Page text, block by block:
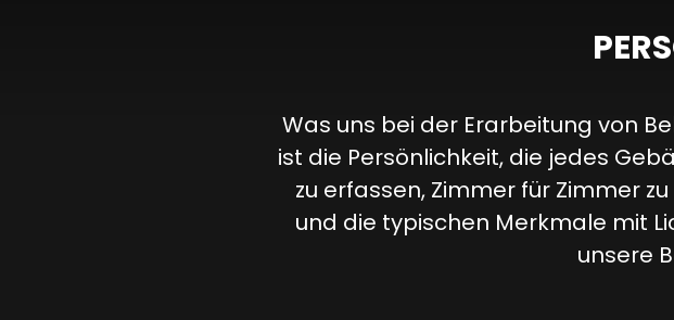
Was uns bei der Erarbeitung von
ist die Persönlichkeit, die jedes
zu erfassen, Zimmer für Zimmer
und die typischen Merkmale mit
unsere